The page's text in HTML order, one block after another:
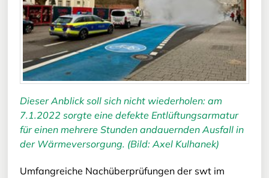
Dieser Anblick soll sich nicht wiederholen: am
7.1.2022 sorgte eine defekte Entlüftungsarmatur
für einen mehrere Stunden andauernden Ausfall in
der Wärmeversorgung. (Bild: Axel Kulhanek)
Umfangreiche Nachüberprüfungen der swt im